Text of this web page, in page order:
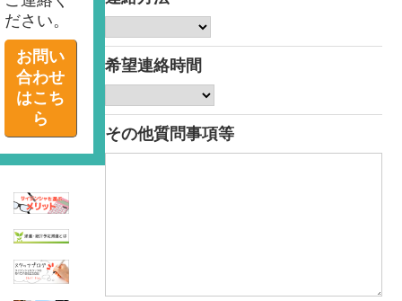
希望連絡時間
その他質問事項等
ださい。
お問い
合わせ
はこち
ら